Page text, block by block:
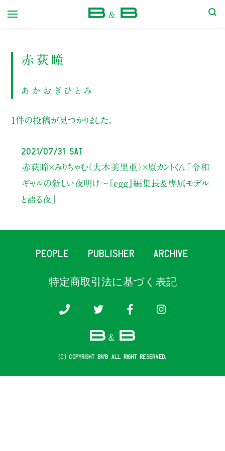
赤荻瞳
あかおぎひとみ
1件の投稿が見つかりました。
2021/07/31 Sat
赤荻瞳×みりちゃむ（大木美里亜）×原カントくん「令和
ギャルの新しい夜明け～『egg』編集長＆専属モデル
と語る夜」
PEOPLE PUBLISHER ARCHIVE
特定商取引法に基づく表記
(c) COPYRIGHT B&B ALL RIGHT RESERVED.